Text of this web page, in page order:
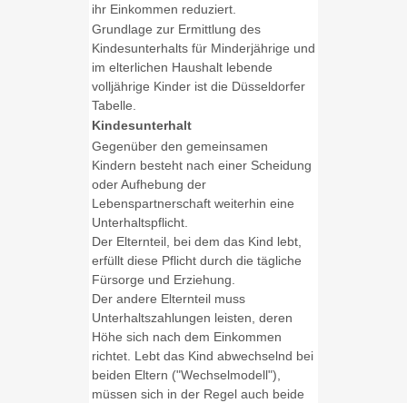
ihr Einkommen reduziert.
Grundlage zur Ermittlung des
Kindesunterhalts für Minderjährige und
im elterlichen Haushalt lebende
volljährige Kinder ist die Düsseldorfer
Tabelle.
Kindesunterhalt
Gegenüber den gemeinsamen
Kindern besteht nach einer Scheidung
oder Aufhebung der
Lebenspartnerschaft weiterhin eine
Unterhaltspflicht.
Der Elternteil, bei dem das Kind lebt,
erfüllt diese Pflicht durch die tägliche
Fürsorge und Erziehung.
Der andere Elternteil muss
Unterhaltszahlungen leisten, deren
Höhe sich nach dem Einkommen
richtet. Lebt das Kind abwechselnd bei
beiden Eltern ("Wechselmodell"),
müssen sich in der Regel auch beide